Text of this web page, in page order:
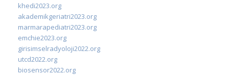
khedi2023.org
akademikgeriatri2023.org
marmarapediatri2023.org
emchie2023.org
girisimselradyoloji2022.org
utcd2022.org
biosensor2022.org